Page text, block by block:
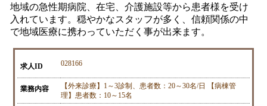
地域の急性期病院、在宅、介護施設等から患者様を受け
入れています。穏やかなスタッフが多く、信頼関係の中
で地域医療に携わっていただく事が出来ます。
求人ID 028166
業務内容
【外来診療】1～3診制、患者数：20～30名/日 【病棟管
理】患者数：10～15名